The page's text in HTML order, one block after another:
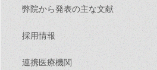
弊院から発表の主な文献
採用情報
連携医療機関